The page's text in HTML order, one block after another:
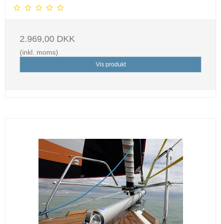
2.969,00 DKK
(inkl. moms)
Vis produkt